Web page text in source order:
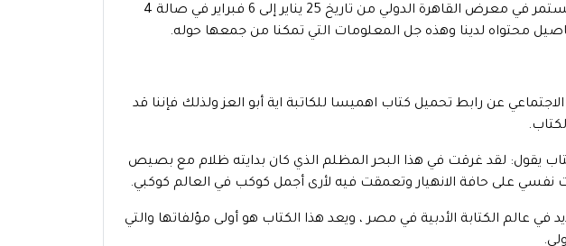
بحسب الإعلانات الترويجية للكتاب فإن عرضه يستمر في معرض القاهرة الدولي من تاريخ 25 يناير إلى 6 فبراير في صالة 4
عن رابط تحميل كتاب اهميسا للكاتبة اية أبو العز ولذلك فإننا قد
يقول: لقد غرقت في هذا البحر المظلم الذي كان بدايته ظلام مع بصيص
على حافة الانهيار وتعمقت فيه لأرى أجمل كوكب في العالم كوكبي.
في عالم الكتابة الأدبية في مصر ، ويعد هذا الكتاب هو أولى مؤلفاتها والتي